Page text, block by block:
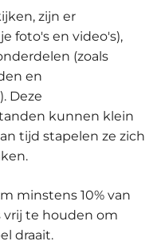
zijn er
foto's en video's),
(zoals
en
Deze
kunnen klein
tijd stapelen ze zich
minstens 10% van
vrij te houden om
draait.